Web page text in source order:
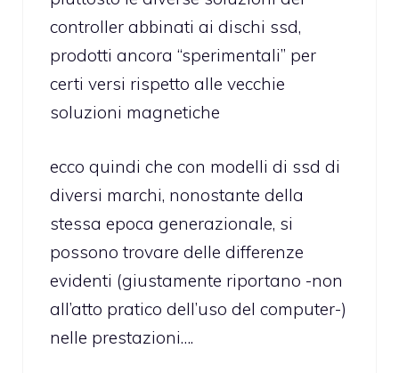
controller abbinati ai dischi ssd,
prodotti ancora “sperimentali” per
certi versi rispetto alle vecchie
soluzioni magnetiche
ecco quindi che con modelli di ssd di
diversi marchi, nonostante della
stessa epoca generazionale, si
possono trovare delle differenze
evidenti (giustamente riportano -non
all’atto pratico dell’uso del computer-)
nelle prestazioni….